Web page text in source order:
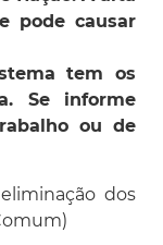
pode causar
tem os
Se informe
ou de
dos